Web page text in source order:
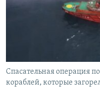
ПРОПАВШИЕ БЕЗ ВЕСТИ
ПОБЕДИТЕЛЕЙ НЕ СУДЯТ?
КРЫМ.НЕПОКОРЕННЫЙ
УКРАИНСКАЯ ПРОБЛЕМА
ПРИСОЕДИНЯЙТЕСЬ!
Все сайты RFE/RL
Спасательная операция
кораблей, которые